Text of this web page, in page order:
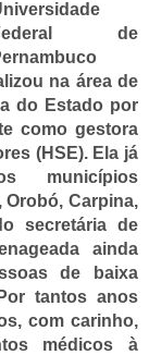
de
na área de
do Estado por
como gestora
(HSE). Ela já
municípios
Orobó, Carpina,
secretária de
ainda
de baixa
tantos anos
com carinho,
médicos à